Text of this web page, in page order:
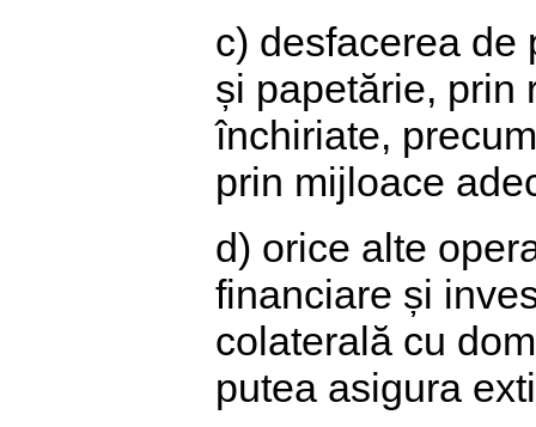
c) desfacerea de
și papetărie, prin
închiriate,
prin mijloace
d) orice alte
financiare și
colaterală cu
putea asigura